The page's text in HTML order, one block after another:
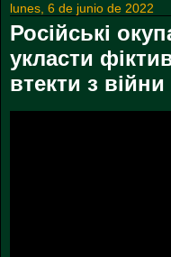
lunes, 6 de junio de 2022
Російські
укласти
втекти з війни